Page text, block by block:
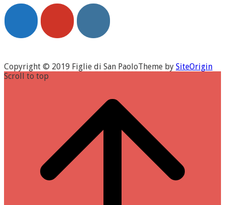
Copyright © 2019 Figlie di San PaoloTheme by SiteOrigin
Scroll to top